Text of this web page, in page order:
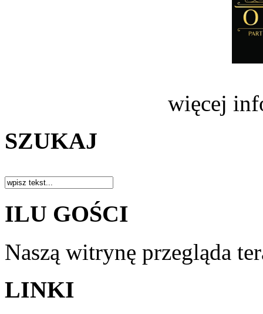
więcej
SZUKAJ
ILU GOŚCI
Naszą witrynę przegląda
LINKI